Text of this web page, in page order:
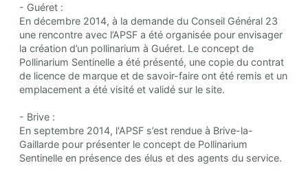
- Guéret :
En décembre 2014, à la demande du Conseil Général 23
une rencontre avec l’APSF a été organisée pour envisager
la création d’un pollinarium à Guéret. Le concept de
Pollinarium Sentinelle a été présenté, une copie du contrat
de licence de marque et de savoir-faire ont été remis et un
emplacement a été visité et validé sur le site.
- Brive :
En septembre 2014, l'APSF s’est rendue à Brive-la-
Gaillarde pour présenter le concept de Pollinarium
Sentinelle en présence des élus et des agents du service.